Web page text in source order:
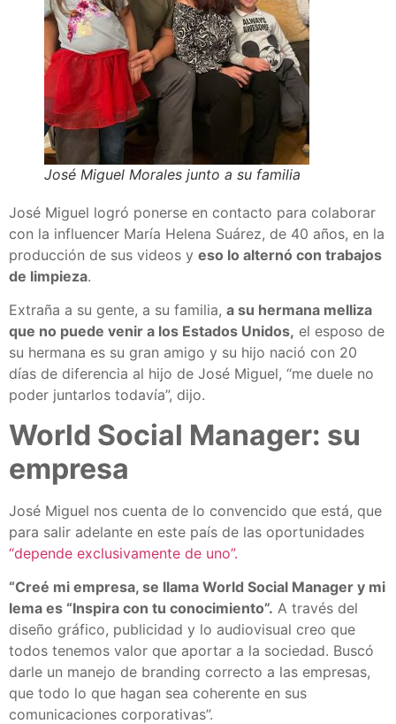
José Miguel Morales junto a su familia
José Miguel logró ponerse en contacto para colaborar
con la influencer María Helena Suárez, de 40 años, en la
producción de sus videos y eso lo alternó con trabajos
de limpieza.
Extraña a su gente, a su familia, a su hermana melliza
que no puede venir a los Estados Unidos, el esposo de
su hermana es su gran amigo y su hijo nació con 20
días de diferencia al hijo de José Miguel, “me duele no
poder juntarlos todavía”, dijo.
World Social Manager: su
empresa
José Miguel nos cuenta de lo convencido que está, que
para salir adelante en este país de las oportunidades
“depende exclusivamente de uno”.
“Creé mi empresa, se llama World Social Manager y mi
lema es “Inspira con tu conocimiento”. A través del
diseño gráfico, publicidad y lo audiovisual creo que
todos tenemos valor que aportar a la sociedad. Buscó
darle un manejo de branding correcto a las empresas,
que todo lo que hagan sea coherente en sus
comunicaciones corporativas”.